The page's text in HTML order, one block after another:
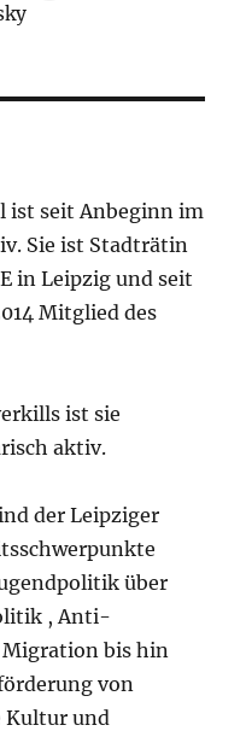
ist seit Anbeginn im
Sie ist Stadträtin
in Leipzig und seit
Mitglied des
ist sie
aktiv.
der Leipziger
über
, Anti-
bis hin
von
Kultur und